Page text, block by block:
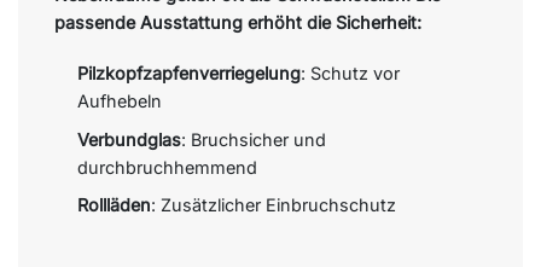
passende Ausstattung erhöht die Sicherheit:
Pilzkopfzapfenverriegelung: Schutz vor
Aufhebeln
Verbundglas: Bruchsicher und
durchbruchhemmend
Rollläden: Zusätzlicher Einbruchschutz